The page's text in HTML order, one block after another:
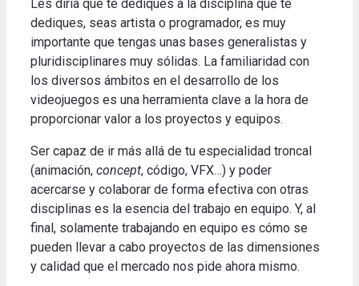
Les diría que te dediques a la disciplina que te
dediques, seas artista o programador, es muy
importante que tengas unas bases generalistas y
pluridisciplinares muy sólidas. La familiaridad con
los diversos ámbitos en el desarrollo de los
videojuegos es una herramienta clave a la hora de
proporcionar valor a los proyectos y equipos.
Ser capaz de ir más allá de tu especialidad troncal
(animación, concept, código, VFX…) y poder
acercarse y colaborar de forma efectiva con otras
disciplinas es la esencia del trabajo en equipo. Y, al
final, solamente trabajando en equipo es cómo se
pueden llevar a cabo proyectos de las dimensiones
y calidad que el mercado nos pide ahora mismo.